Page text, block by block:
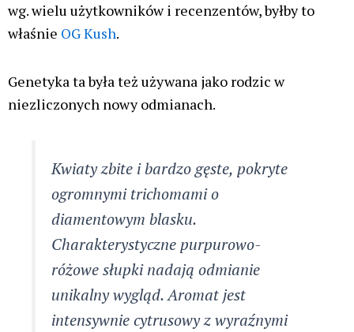
wg. wielu użytkowników i recenzentów, byłby to
właśnie OG Kush.
Genetyka ta była też używana jako rodzic w
niezliczonych nowy odmianach.
Kwiaty zbite i bardzo gęste, pokryte
ogromnymi trichomami o
diamentowym blasku.
Charakterystyczne purpurowo-
różowe słupki nadają odmianie
unikalny wygląd. Aromat jest
intensywnie cytrusowy z wyraźnymi